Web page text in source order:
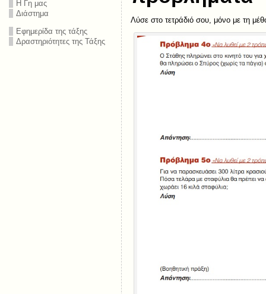
Η Γη μας
Διάστημα
Εφημερίδα της τάξης
Δραστηριότητες της Τάξης
Λύσε στο τετράδιό σου, μόνο με τη